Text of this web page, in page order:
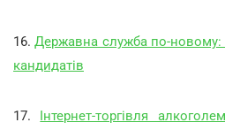
16.Державна служба по-новому:
кандидатів
17. Інтернет-торгівля